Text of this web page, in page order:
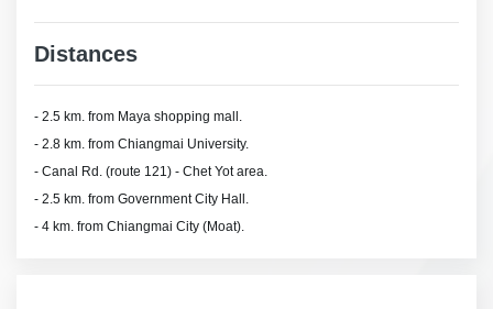
Distances
- 2.5 km. from Maya shopping mall.
- 2.8 km. from Chiangmai University.
- Canal Rd. (route 121) - Chet Yot area.
- 2.5 km. from Government City Hall.
- 4 km. from Chiangmai City (Moat).